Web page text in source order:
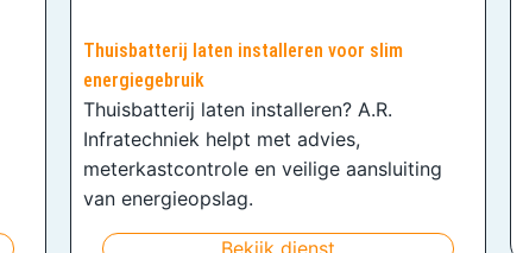
Thuisbatterij laten installeren voor slim
energiegebruik
Thuisbatterij laten installeren? A.R.
Infratechniek helpt met advies,
meterkastcontrole en veilige aansluiting
van energieopslag.